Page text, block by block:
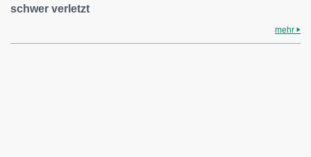
schwer verletzt
mehr